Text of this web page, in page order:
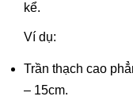
kể.
Ví dụ:
Trần thạch cao
– 15cm.